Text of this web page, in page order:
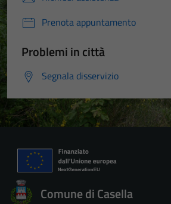
Prenota appuntamento
Problemi in città
Segnala disservizio
Comune di Casella